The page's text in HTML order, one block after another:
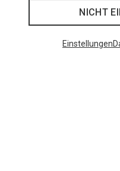
NICHT
Einstellungen